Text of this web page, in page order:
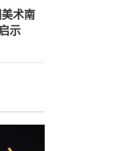
术南
示